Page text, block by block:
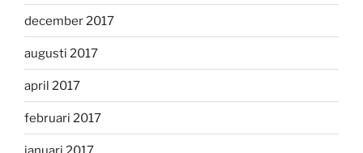
december 2017
augusti 2017
april 2017
februari 2017
januari 2017